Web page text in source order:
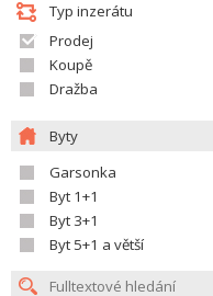
Typ inzerátu
Prodej
Koupě
Dražba
Byty
Garsonka
Byt 1+1
Byt 3+1
Byt 5+1 a větší